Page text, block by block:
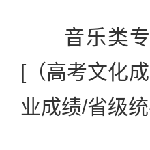
音乐类专
[（高考文化
业成绩/省级